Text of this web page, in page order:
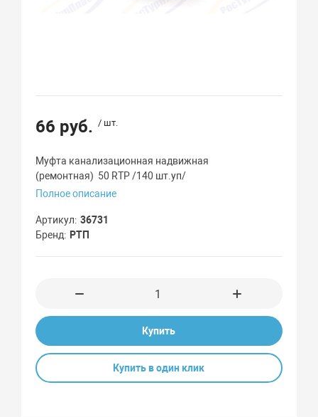
66 руб. / шт.
Муфта канализационная надвижная
(ремонтная) 50 RTP /140 шт.уп/
Полное описание
Артикул 36731
Бренд
РТП
Купить
Купить в один клик